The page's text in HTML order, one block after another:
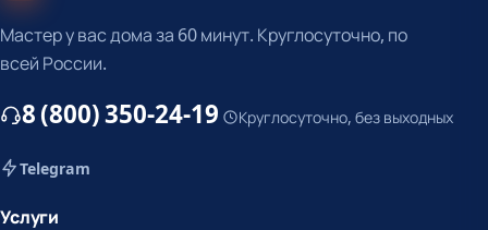
Мастер у вас дома за 60 минут. Круглосуточно, по
всей России.
8 (800) 350-24-19 Круглосуточно, без выходных
Telegram
Услуги